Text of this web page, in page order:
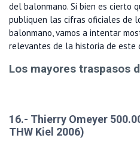
del balonmano. Si bien es cierto
publiquen las cifras oficiales de
balonmano, vamos a intentar
relevantes de la historia de este
Los mayores traspasos
16.- Thierry Omeyer
THW Kiel 2006)